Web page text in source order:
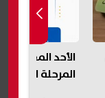
الأحد المقبل..
المرحلة الأولى